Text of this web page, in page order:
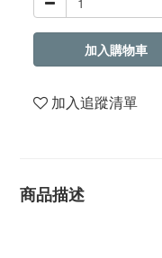
加入購物車
加入追蹤清單
商品描述